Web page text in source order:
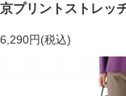
京プリントストレッ
6,290円(税込)